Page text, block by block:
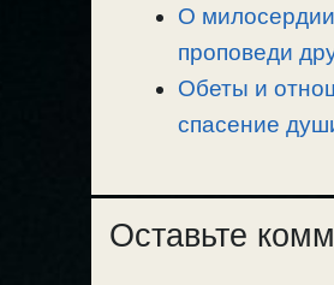
О
проповеди
Обеты и
спасение
Оставьте